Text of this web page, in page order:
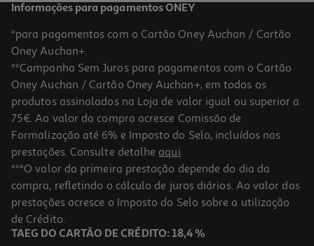
Capa Dbramante1928 Grenen Ms Iphone 17 Pro Branco
29.99 €/un
29,99 €
Informações para pagamentos ONEY
*para pagamentos com o Cartão Oney Auchan / Cartão
Oney Auchan+.
**Campanha Sem Juros para pagamentos com o Cartão
Oney Auchan / Cartão Oney Auchan+, em todos os
produtos assinalados na Loja de valor igual ou superior a
75€. Ao valor da compra acresce Comissão de
Formalização até 6% e Imposto do Selo, incluídos nas
prestações. Consulte detalhe aqui.
***O valor da primeira prestação depende do dia da
compra, refletindo o cálculo de juros diários. Ao valor das
prestações acresce o Imposto do Selo sobre a utilização
de Crédito.
TAEG DO CARTÃO DE CRÉDITO: 18,4 %